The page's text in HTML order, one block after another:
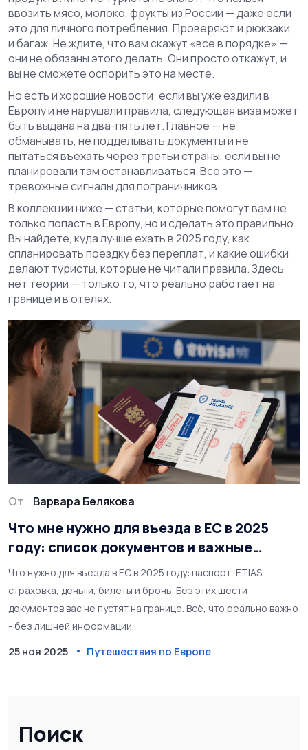
Поиск
ввозить мясо, молоко, фрукты из России — даже если
это для личного потребления. Проверяют и рюкзаки,
и багаж. Не ждите, что вам скажут «все в порядке» —
они не обязаны этого делать. Они просто откажут, и
вы не сможете оспорить это на месте.
Но есть и хорошие новости: если вы уже ездили в
Европу и не нарушали правила, следующая виза может
быть выдана на два-пять лет. Главное — не
обманывать, не подделывать документы и не
пытаться въехать через третьи страны, если вы не
планировали там останавливаться. Все это —
тревожные сигналы для пограничников.
В коллекции ниже — статьи, которые помогут вам не
только попасть в Европу, но и сделать это правильно.
Вы найдете, куда лучше ехать в 2025 году, как
спланировать поездку без переплат, и какие ошибки
делают туристы, которые не читали правила. Здесь
нет теории — только то, что реально работает на
границе и в отелях.
От Варвара Белякова
Что мне нужно для въезда в ЕС в 2025
году: список документов и важные
правила
Что нужно для въезда в ЕС в 2025 году: паспорт, ETIAS,
страховка, деньги, билеты и бронь. Без этих шести
документов вас не пустят на границе. Всё, что реально важно
- без лишней информации.
25 ноя 2025 Путешествия по Европе